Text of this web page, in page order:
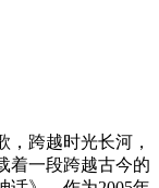
跨越时光长河，
着一段跨越古今的